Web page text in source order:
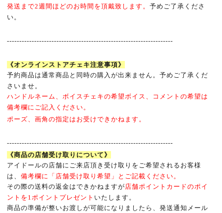
発送まで2週間ほどのお時間を頂戴致します。予めご了承くださ
い。
-------------------------------------------------------------------
《オンラインストアチェキ注意事項》
予約商品は通常商品と同時の購入が出来ません。予めご了承くだ
さいませ。
ハンドルネーム、ボイスチェキの希望ボイス、コメントの希望は
備考欄にご記入ください。
ポーズ、画角の指定はお受けできかねます。
-------------------------------------------------------------------
《商品の店舗受け取りについて》
アイドールの店舗にご来店頂き受け取りをご希望されるお客様
は、備考欄に「店舗受け取り希望」とご記載ください。
その際の送料の返金はできかねますが店舗ポイントカードのポイ
ントを 1ポイントプレゼント いたします。
商品の準備が整いお渡しが可能になりましたら、発送通知メール